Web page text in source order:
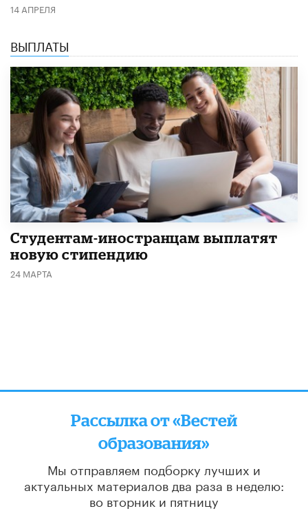
14 АПРЕЛЯ
ВЫПЛАТЫ
Студентам-иностранцам выплатят
новую стипендию
24 МАРТА
Рассылка от «Вестей
образования»
Мы отправляем подборку лучших и
актуальных материалов два раза в неделю:
во вторник и пятницу